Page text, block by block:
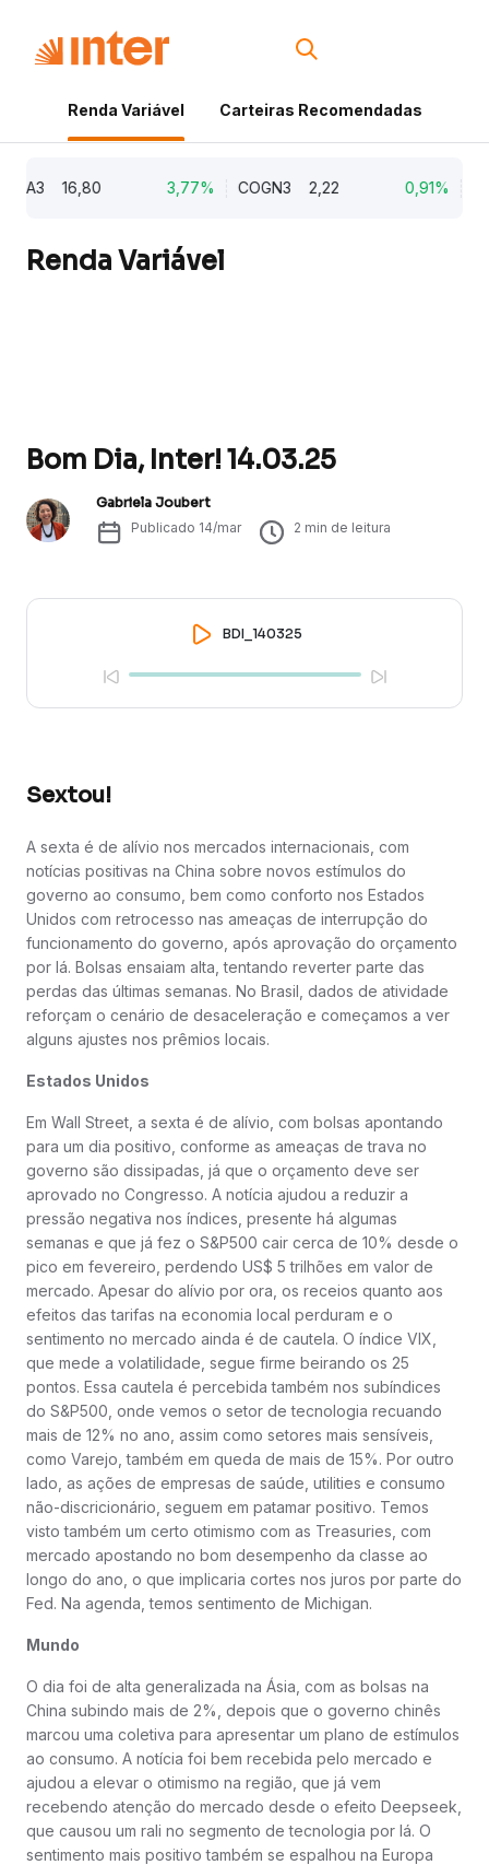
Renda Variável Carteiras Recomendadas
16,80 3,77% COGN3 2,22 0,91%
Renda Variável
Bom Dia, Inter! 14.03.25
Gabriela Joubert
Publicado 14/mar 2 min de leitura
BDI_140325
Sextou!
A sexta é de alívio nos mercados internacionais, com
notícias positivas na China sobre novos estímulos do
governo ao consumo, bem como conforto nos Estados
Unidos com retrocesso nas ameaças de interrupção do
funcionamento do governo, após aprovação do orçamento
por lá. Bolsas ensaiam alta, tentando reverter parte das
perdas das últimas semanas. No Brasil, dados de atividade
reforçam o cenário de desaceleração e começamos a ver
alguns ajustes nos prêmios locais.
Estados Unidos
Em Wall Street, a sexta é de alívio, com bolsas apontando
para um dia positivo, conforme as ameaças de trava no
governo são dissipadas, já que o orçamento deve ser
aprovado no Congresso. A notícia ajudou a reduzir a
pressão negativa nos índices, presente há algumas
semanas e que já fez o S&P500 cair cerca de 10% desde o
pico em fevereiro, perdendo US$ 5 trilhões em valor de
mercado. Apesar do alívio por ora, os receios quanto aos
efeitos das tarifas na economia local perduram e o
sentimento no mercado ainda é de cautela. O índice VIX,
que mede a volatilidade, segue firme beirando os 25
pontos. Essa cautela é percebida também nos subíndices
do S&P500, onde vemos o setor de tecnologia recuando
mais de 12% no ano, assim como setores mais sensíveis,
como Varejo, também em queda de mais de 15%. Por outro
lado, as ações de empresas de saúde, utilities e consumo
não-discricionário, seguem em patamar positivo. Temos
visto também um certo otimismo com as Treasuries, com
mercado apostando no bom desempenho da classe ao
longo do ano, o que implicaria cortes nos juros por parte do
Fed. Na agenda, temos sentimento de Michigan.
Mundo
O dia foi de alta generalizada na Ásia, com as bolsas na
China subindo mais de 2%, depois que o governo chinês
marcou uma coletiva para apresentar um plano de estímulos
ao consumo. A notícia foi bem recebida pelo mercado e
ajudou a elevar o otimismo na região, que já vem
recebendo atenção do mercado desde o efeito Deepseek,
que causou um rali no segmento de tecnologia por lá. O
sentimento mais positivo também se espalhou na Europa